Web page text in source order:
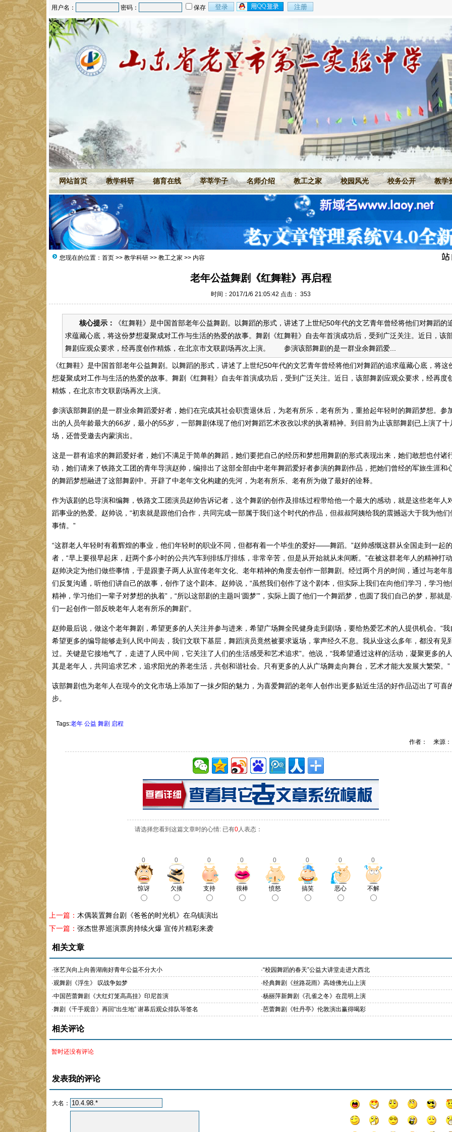
用户名： 密码： 保存
网站首页 教学科研 德育在线 莘莘学子 名师介绍 教工之家 校园风光 校务公开 教学
您现在的位置： 首页 >> 教学科研 >> 教工之家 >> 内容
老年公益舞剧《红舞鞋》再启程
时间：2017/1/6 21:05:42 点击： 353
核心提示：
《红舞鞋》是中国首部老年公益舞剧。以舞蹈的形式，讲述了上世纪50年代的文艺青年曾经将他们对舞蹈的
求蕴藏心底，将这份梦想凝聚成对工作与生活的热爱的故事。舞剧《红舞鞋》自去年首演成功后，受到广泛关注。近日，该
舞剧应观众要求，经再度创作精炼，在北京市文联剧场再次上演。 参演该部舞剧的是一群业余舞蹈爱...
《红舞鞋》是中国首部老年公益舞剧。以舞蹈的形式，讲述了上世纪50年代的文艺青年曾经将他们对舞蹈的追求蕴藏心底，将这
想凝聚成对工作与生活的热爱的故事。舞剧《红舞鞋》自去年首演成功后，受到广泛关注。近日，该部舞剧应观众要求，经再度
精炼，在北京市文联剧场再次上演。
参演该部舞剧的是一群业余舞蹈爱好者，她们在完成其社会职责退休后，为老有所乐，老有所为，重拾起年轻时的舞蹈梦想。参
出的人员年龄最大的66岁，最小的55岁，一部舞剧体现了他们对舞蹈艺术孜孜以求的执著精神。到目前为止该部舞剧已上演了十
场，还曾受邀去内蒙演出。
这是一群有追求的舞蹈爱好者，她们不满足于简单的舞蹈，她们要把自己的经历和梦想用舞剧的形式表现出来，她们敢想也付诸
动，她们请来了铁路文工团的青年导演赵帅，编排出了这部全部由中老年舞蹈爱好者参演的舞剧作品，把她们曾经的军旅生涯和
的舞蹈梦想融进了这部舞剧中。开辟了中老年文化构建的先河，为老有所乐、老有所为做了最好的诠释。
作为该剧的总导演和编舞，铁路文工团演员赵帅告诉记者，这个舞剧的创作及排练过程带给他一个最大的感动，就是这些老年人
蹈事业的热爱。赵帅说，“初衷就是跟他们合作，共同完成一部属于我们这个时代的作品，但叔叔阿姨给我的震撼远大于我为他们
事情。”
“这群老人年轻时有着辉煌的事业，他们年轻时的职业不同，但都有着一个毕生的爱好——舞蹈。”赵帅感慨这群从全国走到一起
者，“早上要很早起床，赶两个多小时的公共汽车到排练厅排练，非常辛苦，但是从开始就从未间断。”在被这群老年人的精神打
赵帅决定为他们做些事情，于是跟妻子两人从宣传老年文化、老年精神的角度去创作一部舞剧。经过两个月的时间，通过与老年
们反复沟通，听他们讲自己的故事，创作了这个剧本。赵帅说，“虽然我们创作了这个剧本，但实际上我们在向他们学习，学习他
精神，学习他们一辈子对梦想的执着”，“所以这部剧的主题叫‘圆梦’”，实际上圆了他们一个舞蹈梦，也圆了我们自己的梦，那就
们一起创作一部反映老年人老有所乐的舞剧”。
赵帅最后说，做这个老年舞剧，希望更多的人关注并参与进来，希望广场舞全民健身走到剧场，要给热爱艺术的人提供机会。“我
希望更多的编导能够走到人民中间去，我们文联下基层，舞蹈演员竟然被要求返场，掌声经久不息。我从业这么多年，都没有见
过。关键是它接地气了，走进了人民中间，它关注了人们的生活感受和艺术追求”。他说，“我希望通过这样的活动，凝聚更多的
其是老年人，共同追求艺术，追求阳光的养老生活，共创和谐社会。只有更多的人从广场舞走向舞台，艺术才能大发展大繁荣。”
该部舞剧也为老年人在现今的文化市场上添加了一抹夕阳的魅力，为喜爱舞蹈的老年人创作出更多贴近生活的好作品迈出了可喜
步。
Tags:老年 公益 舞剧 启程
作者： 来源：
请选择您看到这篇文章时的心情: 已有0 人表态：
0 0 0 0 0 0 0 0
惊讶 欠揍 支持 很棒 愤怒 搞笑 恶心 不解
上一篇： 木偶装置舞台剧《爸爸的时光机》在乌镇演出
下一篇： 张杰世界巡演票房持续火爆 宣传片精彩来袭
相关文章
·张艺兴向上向善湖南好青年公益不分大小 ·“校园舞蹈的春天”公益大讲堂走进大西北
·观舞剧《浮生》 叹战争如梦 ·经典舞剧《丝路花雨》高雄佛光山上演
·中国芭蕾舞剧《大红灯笼高高挂》印尼首演 ·杨丽萍新舞剧《孔雀之冬》在昆明上演
·舞剧《千手观音》再回“出生地” 谢幕后观众排队等签名 ·芭蕾舞剧《牡丹亭》伦敦演出赢得喝彩
相关评论
暂时还没有评论
发表我的评论
大名：